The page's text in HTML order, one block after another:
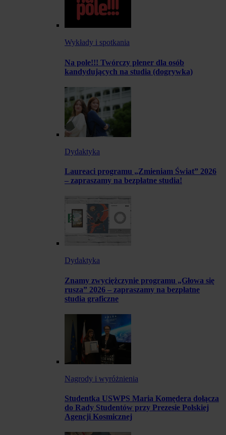
Wykłady i spotkania
Na pole!!! Twórczy plener dla osób
kandydujących na studia (dogrywka)
Dydaktyka
Laureaci programu „Zmieniam Świat” 2026
– zapraszamy na bezpłatne studia!
Dydaktyka
Znamy zwyciężczynie programu „Głowa się
rusza” 2026 – zapraszamy na bezpłatne
studia graficzne
Nagrody i wyróżnienia
Studentka USWPS Maria Komędera dołącza
do Rady Studentów przy Prezesie Polskiej
Agencji Kosmicznej